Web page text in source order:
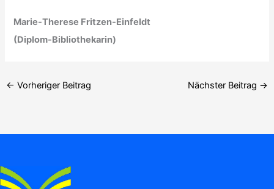
Marie-Therese Fritzen-Einfeldt
(Diplom-Bibliothekarin)
← Vorheriger Beitrag Nächster Beitrag →